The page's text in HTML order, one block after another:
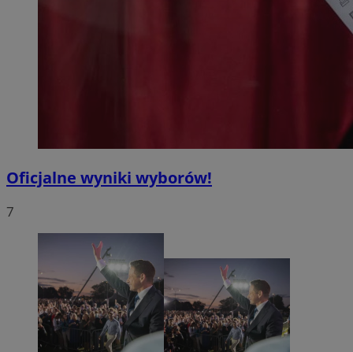
Oficjalne wyniki wyborów!
7